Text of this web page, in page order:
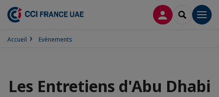
CONNEXION
Accueil Evènements
Les Entretiens d'Abu Dhabi